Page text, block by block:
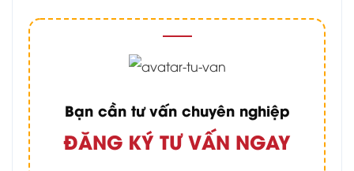
Bạn cần tư vấn chuyên nghiệp
ĐĂNG KÝ TƯ VẤN NGAY